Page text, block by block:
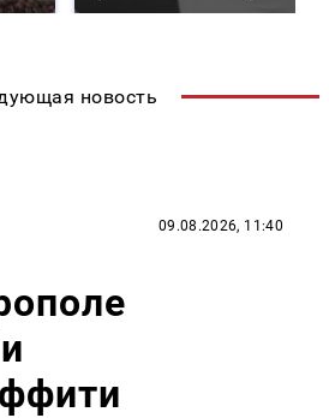
новость
09.08.2026, 11:40